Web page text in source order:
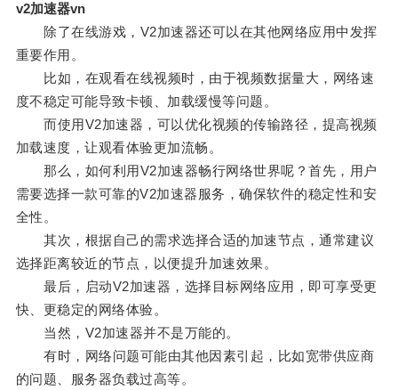
v2加速器vn
除了在线游戏，V2加速器还可以在其他网络应用中发挥
重要作用。
比如，在观看在线视频时，由于视频数据量大，网络速
度不稳定可能导致卡顿、加载缓慢等问题。
而使用V2加速器，可以优化视频的传输路径，提高视频
加载速度，让观看体验更加流畅。
那么，如何利用V2加速器畅行网络世界呢？首先，用户
需要选择一款可靠的V2加速器服务，确保软件的稳定性和安
全性。
其次，根据自己的需求选择合适的加速节点，通常建议
选择距离较近的节点，以便提升加速效果。
最后，启动V2加速器，选择目标网络应用，即可享受更
快、更稳定的网络体验。
当然，V2加速器并不是万能的。
有时，网络问题可能由其他因素引起，比如宽带供应商
的问题、服务器负载过高等。